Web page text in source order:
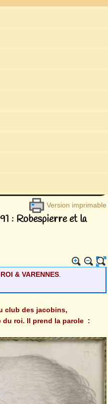
Version imprimable
: Robespierre et la
& VARENNES.
club des jacobins,
roi. Il prend la parole :